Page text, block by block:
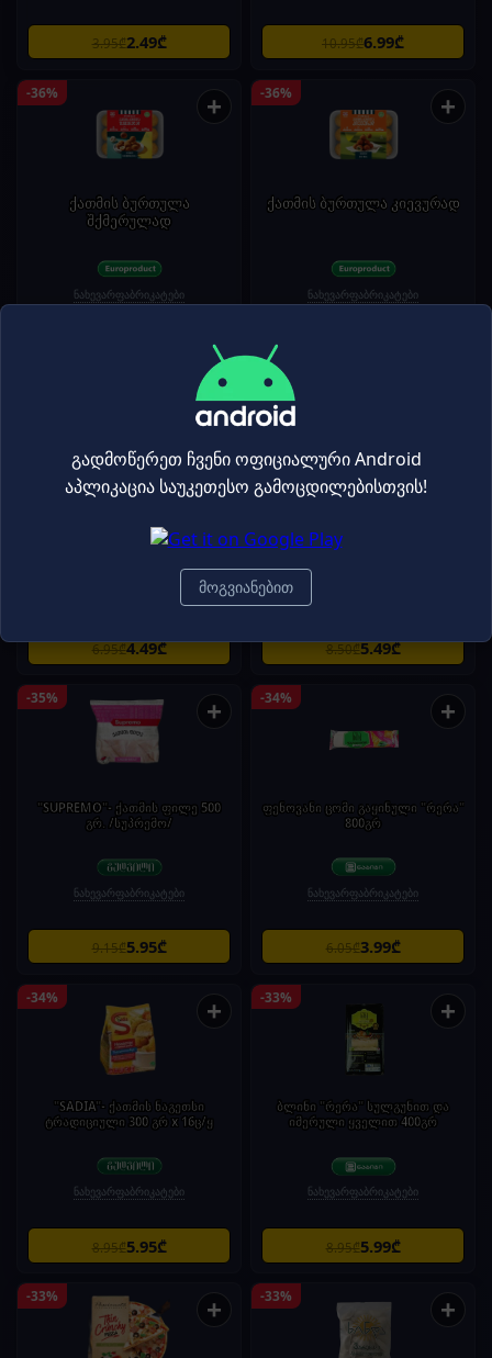
3.95₾2.49₾ 10.95₾6.99₾
-36% +
ქათმის ბურთულა
შქმერულად
ნახევარფაბრიკატები
-36% +
ქათმის ბურთულა კიევურად
ნახევარფაბრიკატები
+
6.95₾4.49₾
-35%
8.50₾5.49₾
-35% +
"SUPREMO"- ქათმის ფილე 500
გრ. /სუპრემო/
ნახევარფაბრიკატები
9.15₾5.95₾
-34% +
ფენოვანი ცომი გაყინული "რერა"
800გრ
ნახევარფაბრიკატები
6.05₾3.99₾
-34% +
"SADIA"- ქათმის ნაგეთსი
ტრადიციული 300 გრ x 16ც/ყ
ნახევარფაბრიკატები
8.95₾5.95₾
-33% +
ბლინი "რერა" სულგუნით და
იმერული ყველით 400გრ
ნახევარფაბრიკატები
8.95₾5.99₾
-33% + -33% +
გადმოწერეთ ჩვენი ოფიციალური Android
აპლიკაცია საუკეთესო გამოცდილებისთვის!
მოგვიანებით